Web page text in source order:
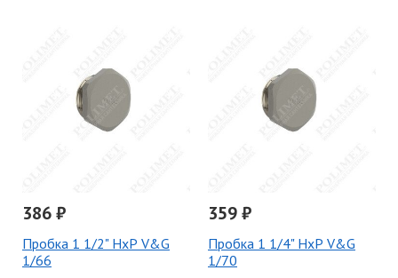
386 ₽
Пробка 1 1/2" НхР V&G
1/66
359 ₽
Пробка 1 1/4" НхР V&G
1/70